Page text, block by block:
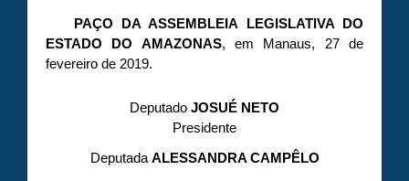
PAÇO DA ASSEMBLEIA LEGISLATIVA DO
ESTADO DO AMAZONAS, em Manaus, 27 de
fevereiro de 2019.
Deputado JOSUÉ NETO
Presidente
Deputada ALESSANDRA CAMPÊLO